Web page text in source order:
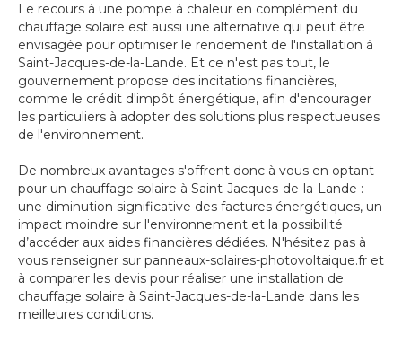
Le recours à une pompe à chaleur en complément du
chauffage solaire est aussi une alternative qui peut être
envisagée pour optimiser le rendement de l'installation à
Saint-Jacques-de-la-Lande. Et ce n'est pas tout, le
gouvernement propose des incitations financières,
comme le crédit d'impôt énergétique, afin d'encourager
les particuliers à adopter des solutions plus respectueuses
de l'environnement.
De nombreux avantages s'offrent donc à vous en optant
pour un chauffage solaire à Saint-Jacques-de-la-Lande :
une diminution significative des factures énergétiques, un
impact moindre sur l'environnement et la possibilité
d’accéder aux aides financières dédiées. N'hésitez pas à
vous renseigner sur panneaux-solaires-photovoltaique.fr et
à comparer les devis pour réaliser une installation de
chauffage solaire à Saint-Jacques-de-la-Lande dans les
meilleures conditions.